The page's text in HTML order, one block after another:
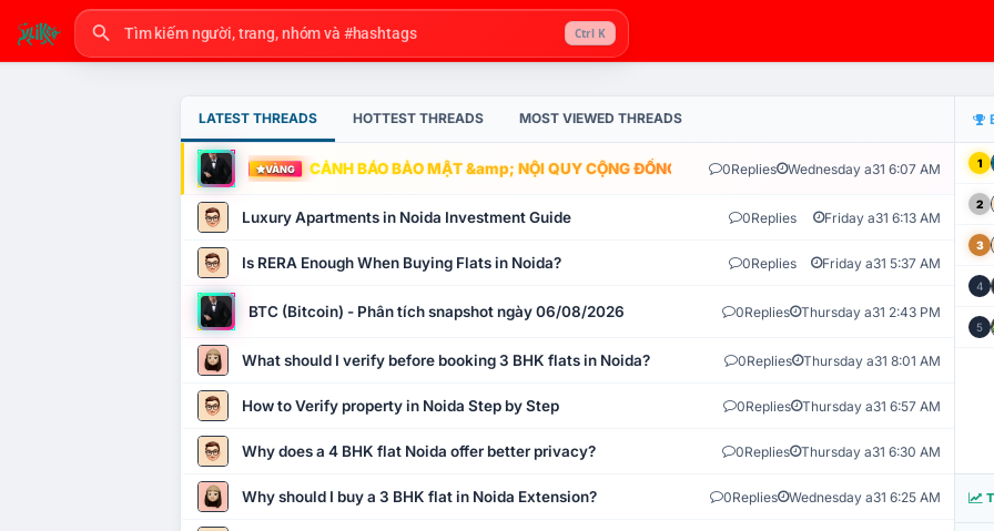
Ctrl K
LATEST THREADS HOTTEST THREADS MOST VIEWED THREADS
VÀNG CẢNH BÁO BẢO MẬT &amp; NỘI QUY CỘNG ĐỒNG VLIKE.VN: HỆ THỐNG GIÁM SÁT TỰ
0Replies Wednesday a31 6:07 AM
Luxury Apartments in Noida Investment Guide 0Replies Friday a31 6:13 AM
Is RERA Enough When Buying Flats in Noida? 0Replies Friday a31 5:37 AM
BTC (Bitcoin) - Phân tích snapshot ngày 06/08/2026 0Replies Thursday a31 2:43 PM
What should I verify before booking 3 BHK flats in Noida? 0Replies Thursday a31 8:01 AM
How to Verify property in Noida Step by Step 0Replies Thursday a31 6:57 AM
Why does a 4 BHK flat Noida offer better privacy? 0Replies Thursday a31 6:30 AM
Why should I buy a 3 BHK flat in Noida Extension? 0Replies Wednesday a31 6:25 AM
1
2
3
4
5